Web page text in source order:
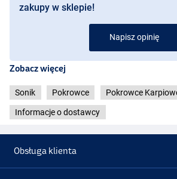
zakupy w sklepie!
Napisz opinię
Zobacz więcej
Sonik Pokrowce Pokrowce
Informacje o dostawcy
Obsługa klienta